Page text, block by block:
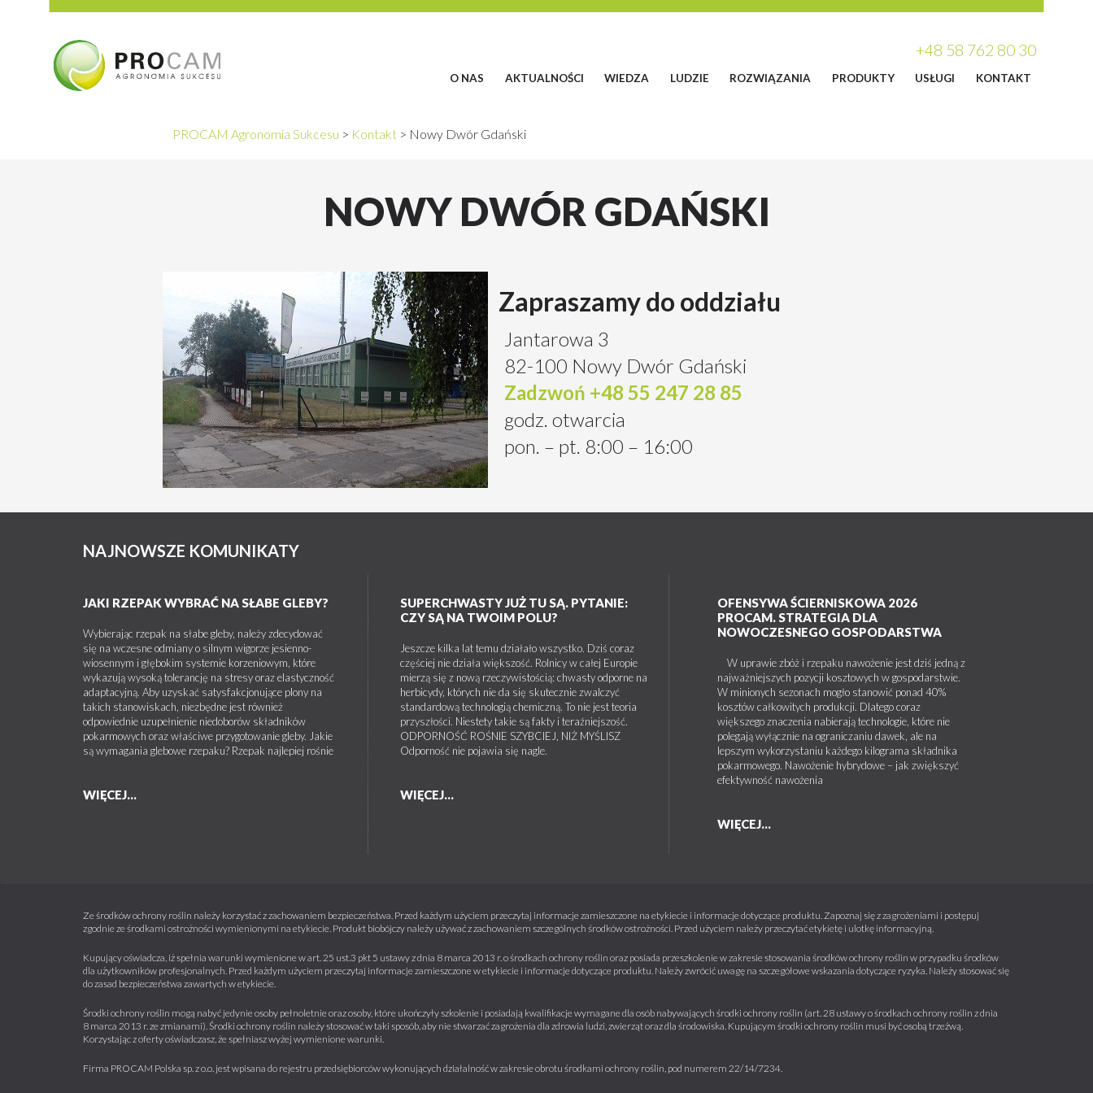
+48 58 762 80 30
O NAS AKTUALNOŚCI WIEDZA LUDZIE ROZWIĄZANIA PRODUKTY USŁUGI KONTAKT
PROCAM Agronomia Sukcesu > Kontakt > Nowy Dwór Gdański
NOWY DWÓR GDAŃSKI
Zapraszamy do oddziału
Jantarowa 3
82-100 Nowy Dwór Gdański
Zadzwoń +48 55 247 28 85
godz. otwarcia
pon. – pt. 8:00 – 16:00
NAJNOWSZE KOMUNIKATY
JAKI RZEPAK WYBRAĆ NA SŁABE GLEBY?
Wybierając rzepak na słabe gleby, należy zdecydować
się na wczesne odmiany o silnym wigorze jesienno-
wiosennym i głębokim systemie korzeniowym, które
wykazują wysoką tolerancję na stresy oraz elastyczność
adaptacyjną. Aby uzyskać satysfakcjonujące plony na
takich stanowiskach, niezbędne jest również
odpowiednie uzupełnienie niedoborów składników
pokarmowych oraz właściwe przygotowanie gleby. Jakie
są wymagania glebowe rzepaku? Rzepak najlepiej rośnie
WIĘCEJ...
SUPERCHWASTY JUŻ TU SĄ. PYTANIE:
CZY SĄ NA TWOIM POLU?
Jeszcze kilka lat temu działało wszystko. Dziś coraz
częściej nie działa większość. Rolnicy w całej Europie
mierzą się z nową rzeczywistością: chwasty odporne na
herbicydy, których nie da się skutecznie zwalczyć
standardową technologią chemiczną. To nie jest teoria
przyszłości. Niestety takie są fakty i teraźniejszość.
ODPORNOŚĆ ROŚNIE SZYBCIEJ, NIŻ MYŚLISZ
Odporność nie pojawia się nagle.
WIĘCEJ...
OFENSYWA ŚCIERNISKOWA 2026
PROCAM. STRATEGIA DLA
NOWOCZESNEGO GOSPODARSTWA
W uprawie zbóż i rzepaku nawożenie jest dziś jedną z
najważniejszych pozycji kosztowych w gospodarstwie.
W minionych sezonach mogło stanowić ponad 40%
kosztów całkowitych produkcji. Dlatego coraz
większego znaczenia nabierają technologie, które nie
polegają wyłącznie na ograniczaniu dawek, ale na
lepszym wykorzystaniu każdego kilograma składnika
pokarmowego. Nawożenie hybrydowe – jak zwiększyć
efektywność nawożenia
WIĘCEJ...
Ze środków ochrony roślin należy korzystać z zachowaniem bezpieczeństwa. Przed każdym użyciem przeczytaj informacje zamieszczone na etykiecie i informacje dotyczące produktu. Zapoznaj się z zagrożeniami i postępuj
zgodnie ze środkami ostrożności wymienionymi na etykiecie. Produkt biobójczy należy używać z zachowaniem szczególnych środków ostrożności. Przed użyciem należy przeczytać etykietę i ulotkę informacyjną.
Kupujący oświadcza, iż spełnia warunki wymienione w art. 25 ust.3 pkt 5 ustawy z dnia 8 marca 2013 r. o środkach ochrony roślin oraz posiada przeszkolenie w zakresie stosowania środków ochrony roślin w przypadku środków
dla użytkowników profesjonalnych. Przed każdym użyciem przeczytaj informacje zamieszczone w etykiecie i informacje dotyczące produktu. Należy zwrócić uwagę na szczegółowe wskazania dotyczące ryzyka. Należy stosować się
do zasad bezpieczeństwa zawartych w etykiecie.
Środki ochrony roślin mogą nabyć jedynie osoby pełnoletnie oraz osoby, które ukończyły szkolenie i posiadają kwalifikacje wymagane dla osób nabywających środki ochrony roślin (art. 28 ustawy o środkach ochrony roślin z dnia
8 marca 2013 r. ze zmianami). Środki ochrony roślin należy stosować w taki sposób, aby nie stwarzać zagrożenia dla zdrowia ludzi, zwierząt oraz dla środowiska. Kupującym środki ochrony roślin musi być osobą trzeźwą.
Korzystając z oferty oświadczasz, że spełniasz wyżej wymienione warunki.
Firma PROCAM Polska sp. z o.o. jest wpisana do rejestru przedsiębiorców wykonujących działalność w zakresie obrotu środkami ochrony roślin, pod numerem 22/14/7234.